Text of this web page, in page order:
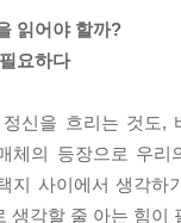
읽어야 할까?
요하다
신을 흐리는 것도,
체의 등장으로 우
지 사이에서 생각
생각할 줄 아는 힘이